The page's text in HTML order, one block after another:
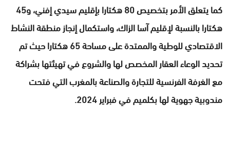
كما يتعلق الأمر بتخصيص 80 هكتارا بإقليم سيدي إفني، و45
هكتارا بالنسبة لإقليم آسا الزاك، واستكمال إنجاز منطقة النشاط
الاقتصادي للوطية والممتدة على مساحة 65 هكتارا حيث تم
تحديد الوعاء العقار المخصص لها والشروع في تهيئتها بشراكة
مع الغرفة الفرنسية للتجارة والصناعة بالمغرب التي فتحت
مندوبية جهوية لها بكلميم في فبراير 2024.